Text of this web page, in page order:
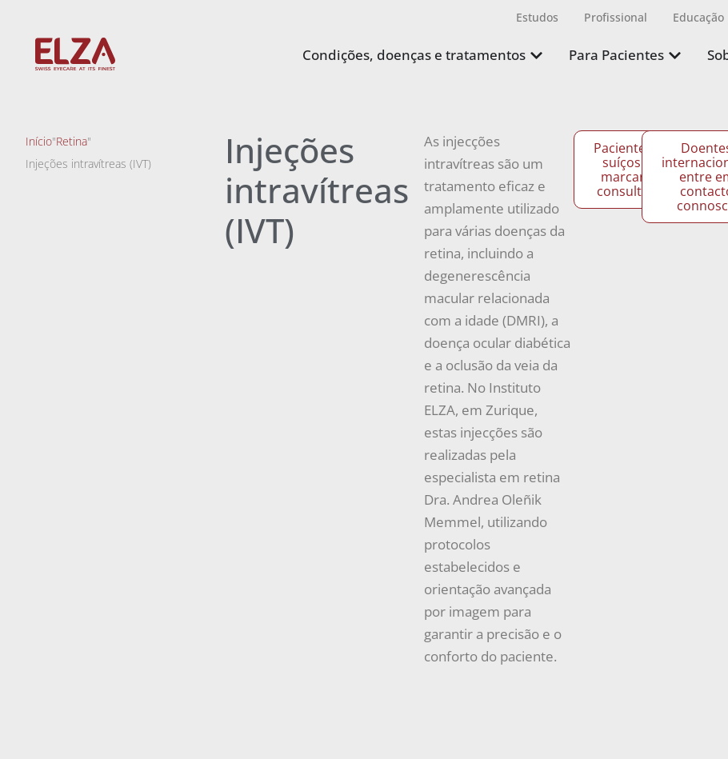
Estudos Profissional Educação
Condições, doenças e tratamentos Para Pacientes
Início"Retina"
Injeções intravítreas (IVT)
Injeções
intravítreas
(IVT)
As injecções
intravítreas são um
tratamento eficaz e
amplamente utilizado
para várias doenças da
retina, incluindo a
degenerescência
macular relacionada
com a idade (DMRI), a
doença ocular diabética
e a oclusão da veia da
retina. No Instituto
ELZA, em Zurique,
estas injecções são
realizadas pela
especialista em retina
Dra. Andrea Oleñik
Memmel, utilizando
protocolos
estabelecidos e
orientação avançada
por imagem para
garantir a precisão e o
conforto do paciente.
Pacientes
suíços:
marcar
consulta
entre